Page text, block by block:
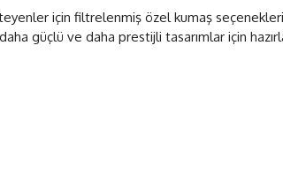
için filtrelenmiş özel kumaş
güçlü ve daha prestijli tasarımlar için